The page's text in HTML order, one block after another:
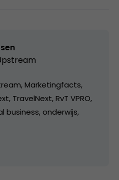
Marketingfacts,
TravelNext, RvT VPRO,
business, onderwijs,